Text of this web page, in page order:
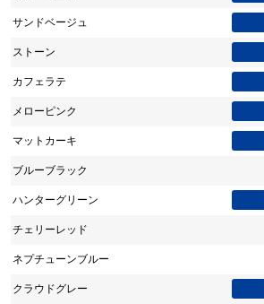
サンドベージュ
ストーン
カフェラテ
メローピンク
マットカーキ
ブルーブラック
ハンターグリーン
チェリーレッド
ネプチューンブルー
クラウドグレー